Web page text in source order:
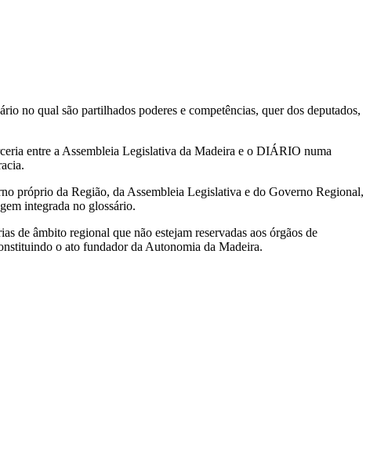
no qual são partilhados poderes e competências, quer dos deputados,
entre a Assembleia Legislativa da Madeira e o DIÁRIO numa
próprio da Região, da Assembleia Legislativa e do Governo Regional,
integrada no glossário.
de âmbito regional que não estejam reservadas aos órgãos de
o ato fundador da Autonomia da Madeira.